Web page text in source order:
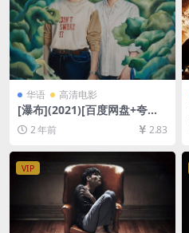
华语 高清电影
[瀑布](2021)[百度网盘+夸克
网盘1080P超清未删减资源]
[网盘在线播放/下载][MP4/3.
2 年前 2.83
VIP